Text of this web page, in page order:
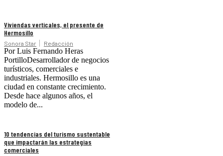
Viviendas verticales, el presente de
Hermosillo
Sonora Star Redacción
Por Luis Fernando Heras
PortilloDesarrollador de negocios
turísticos, comerciales e
industriales. Hermosillo es una
ciudad en constante crecimiento.
Desde hace algunos años, el
modelo de...
10 tendencias del turismo sustentable
que impactarán las estrategias
comerciales